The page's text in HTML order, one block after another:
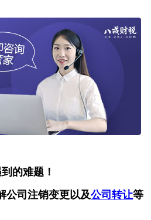
的难题！
公司注销变更以及公司转让等